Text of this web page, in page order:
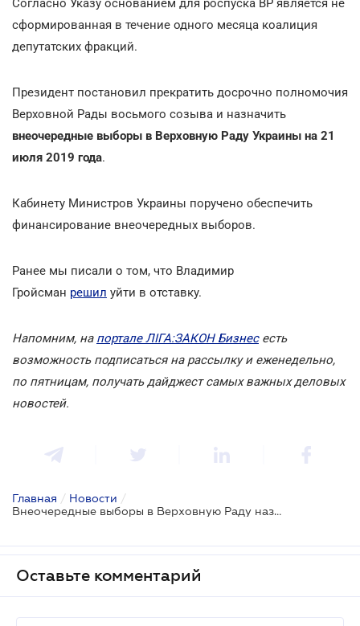
Согласно Указу основанием для роспуска ВР является не
сформированная в течение одного месяца коалиция
депутатских фракций.
Президент постановил прекратить досрочно полномочия
Верховной Рады восьмого созыва и назначить
внеочередные выборы в Верховную Раду Украины на 21
июля 2019 года.
Кабинету Министров Украины поручено обеспечить
финансирование внеочередных выборов.
Ранее мы писали о том, что Владимир
Гройсман решил уйти в отставку.
Напомним, на портале ЛІГА:ЗАКОН Бизнесесть
возможность подписаться на рассылку и еженедельно,
по пятницам, получать дайджест самых важных деловых
новостей.
Главная / Новости /
Внеочередные выборы в Верховную Раду назначены на 21 июля
Оставьте комментарий